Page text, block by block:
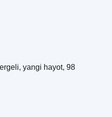
yangi hayot, 98